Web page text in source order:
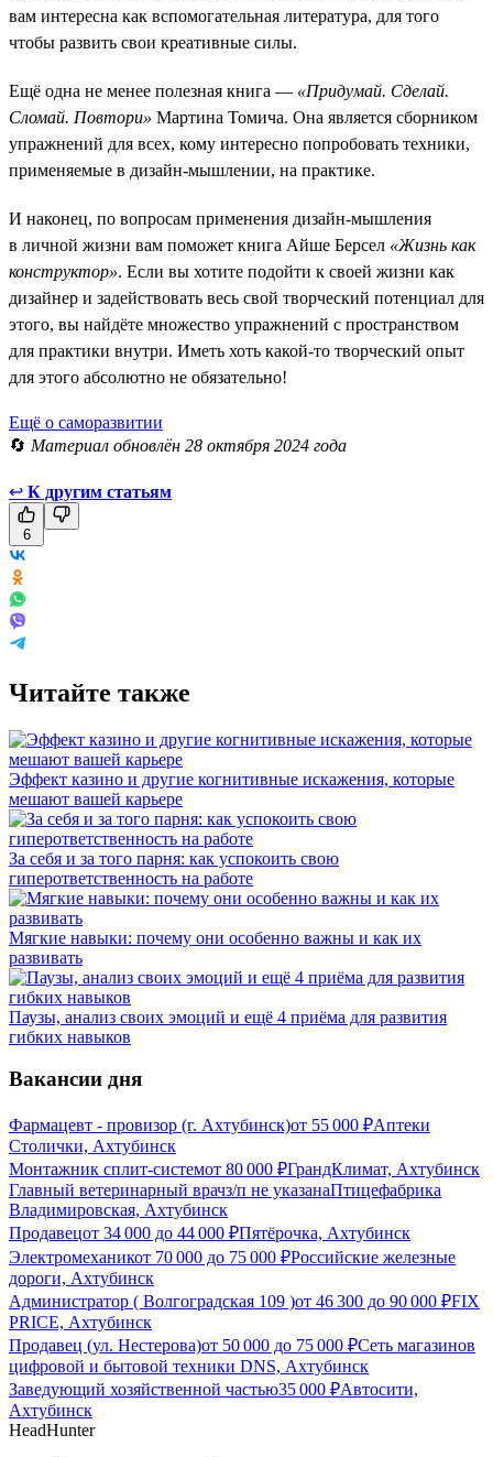
вам интересна как вспомогательная литература, для того
чтобы развить свои креативные силы.
Ещё одна не менее полезная книга — «Придумай. Сделай.
Сломай. Повтори» Мартина Томича. Она является сборником
упражнений для всех, кому интересно попробовать техники,
применяемые в дизайн-мышлении, на практике.
И наконец, по вопросам применения дизайн-мышления
в личной жизни вам поможет книга Айше Берсел «Жизнь как
конструктор». Если вы хотите подойти к своей жизни как
дизайнер и задействовать весь свой творческий потенциал для
этого, вы найдёте множество упражнений с пространством
для практики внутри. Иметь хоть какой-то творческий опыт
для этого абсолютно не обязательно!
Ещё о саморазвитии
🔄 Материал обновлён 28 октября 2024 года
↩ К другим статьям
6
Читайте также
Эффект казино и другие когнитивные искажения, которые
мешают вашей карьере
За себя и за того парня: как успокоить свою
гиперответственность на работе
Мягкие навыки: почему они особенно важны и как их
развивать
Паузы, анализ своих эмоций и ещё 4 приёма для развития
гибких навыков
Вакансии дня
Фармацевт - провизор (г. Ахтубинск)от 55 000 ₽Аптеки
Столички, Ахтубинск
Монтажник сплит-системот 80 000 ₽ГрандКлимат, Ахтубинск
Главный ветеринарный врачз/п не указанаПтицефабрика
Владимировская, Ахтубинск
Продавецот 34 000 до 44 000 ₽Пятёрочка, Ахтубинск
Электромеханикот 70 000 до 75 000 ₽Российские железные
дороги, Ахтубинск
Администратор ( Волгоградская 109 )от 46 300 до 90 000 ₽FIX
PRICE, Ахтубинск
Продавец (ул. Нестерова)от 50 000 до 75 000 ₽Сеть магазинов
цифровой и бытовой техники DNS, Ахтубинск
Заведующий хозяйственной частью35 000 ₽Автосити,
Ахтубинск
HeadHunter